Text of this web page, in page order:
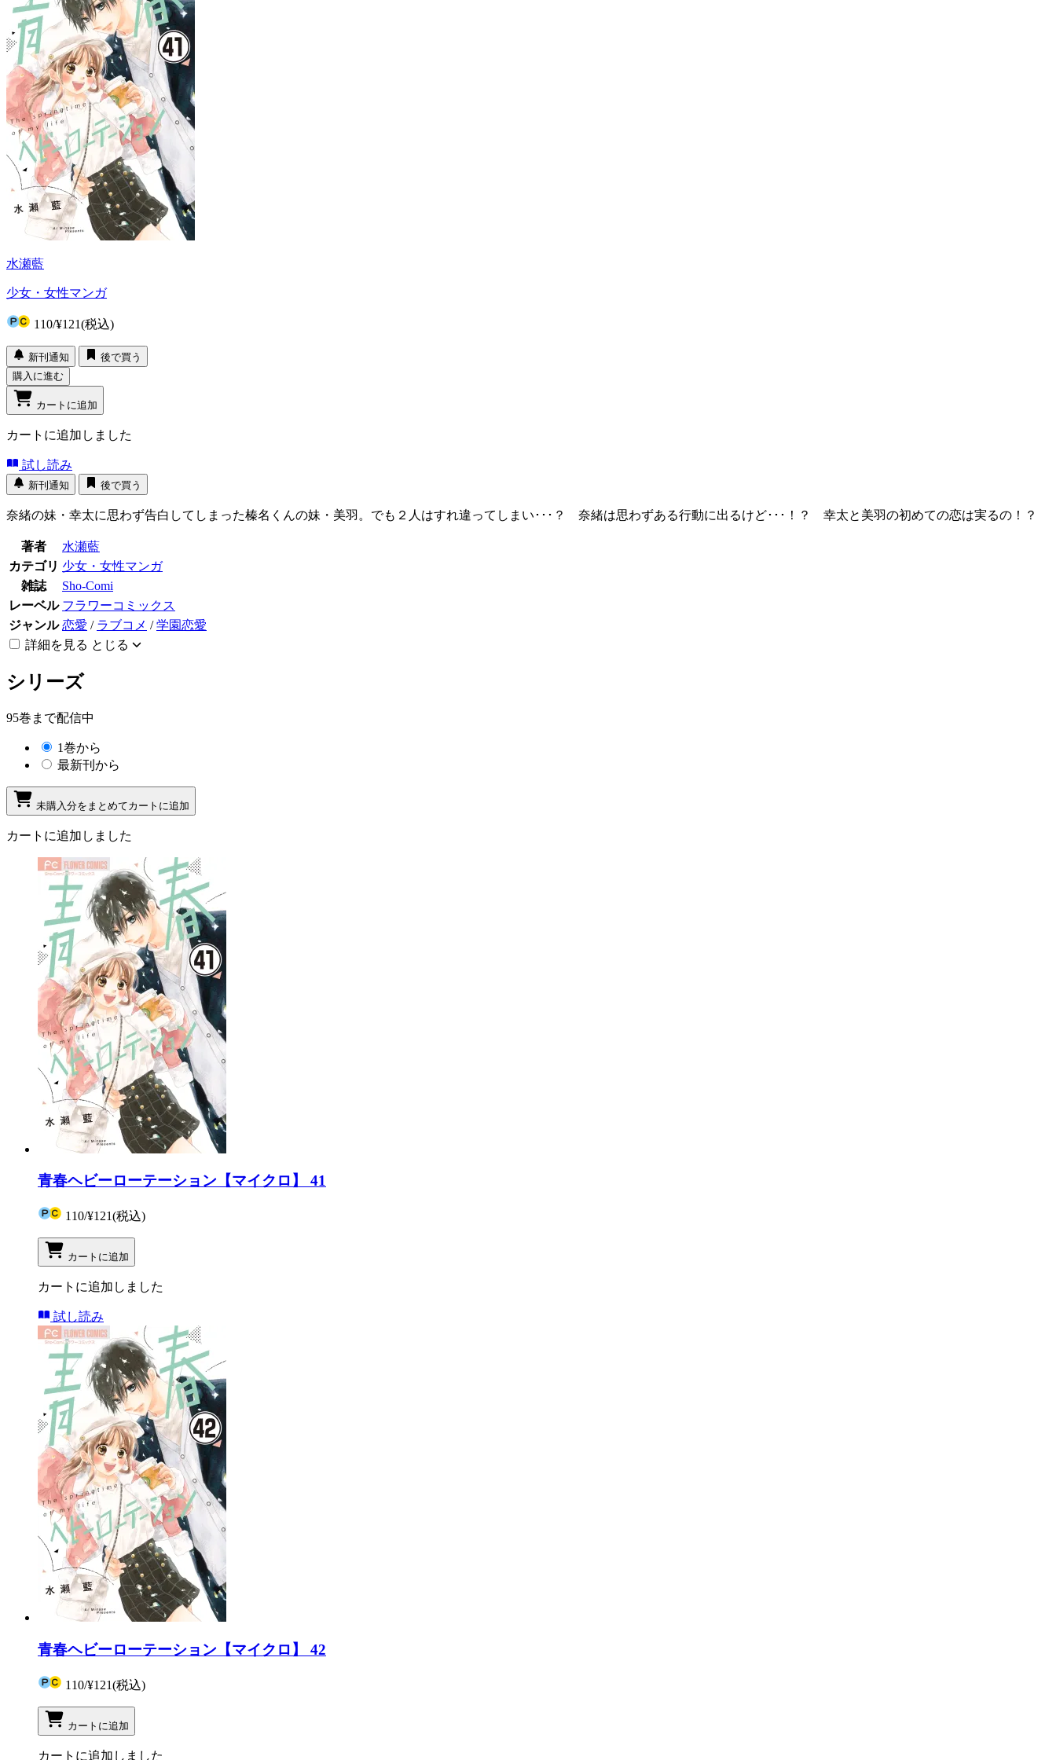
水瀬藍
少女・女性マンガ
110/¥121(税込)
新刊通知
後で買う
購入に進む
カートに追加
カートに追加しました
試し読み
新刊通知 後で買う
奈緒の妹・幸太に思わず告白してしまった榛名くんの妹・美羽。でも２人はすれ違ってしまい･･･？ 奈緒は思わずある行動に出るけど･･･！？ 幸太と美羽の初めての恋は実るの！？
著者
水瀬藍
カテゴリ 少女・女性マンガ
雑誌
Sho-Comi
レーベル フラワーコミックス
ジャンル 恋愛 / ラブコメ /学園恋愛
詳細を見る とじる
シリーズ
95巻まで配信中
1巻から
最新刊から
未購入分をまとめてカートに追加
カートに追加しました
青春ヘビーローテーション【マイクロ】 41
110/¥121(税込)
カートに追加
カートに追加しました
試し読み
青春ヘビーローテーション【マイクロ】 42
110/¥121(税込)
カートに追加
カートに追加しました